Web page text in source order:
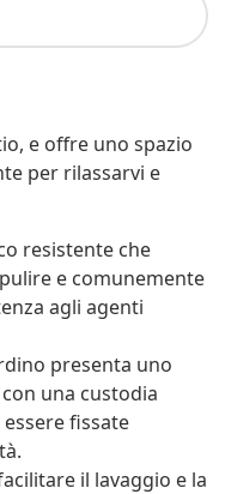
e offre uno spazio
per rilassarvi e
resistente che
e comunemente
agli agenti
presenta uno
una custodia
fissate
il lavaggio e la